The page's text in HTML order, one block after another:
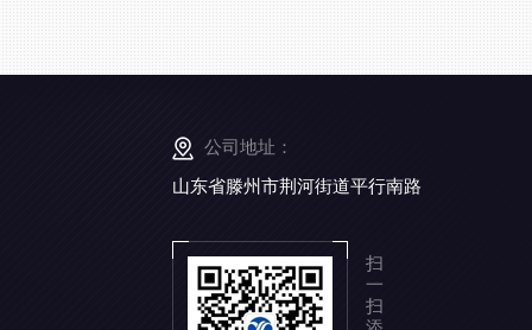
公司地址：
山东省滕州市荆河街道平行南路
扫
一
扫